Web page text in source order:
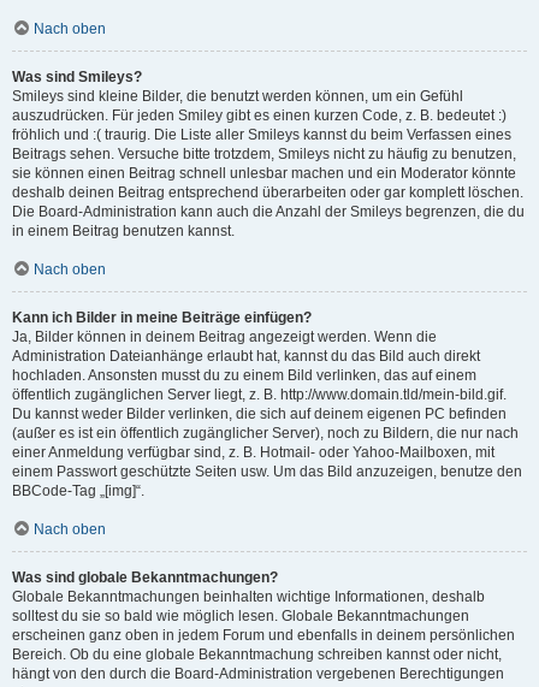
Nach oben
Was sind Smileys?
Smileys sind kleine Bilder, die benutzt werden können, um ein Gefühl
auszudrücken. Für jeden Smiley gibt es einen kurzen Code, z. B. bedeutet :)
fröhlich und :( traurig. Die Liste aller Smileys kannst du beim Verfassen eines
Beitrags sehen. Versuche bitte trotzdem, Smileys nicht zu häufig zu benutzen,
sie können einen Beitrag schnell unlesbar machen und ein Moderator könnte
deshalb deinen Beitrag entsprechend überarbeiten oder gar komplett löschen.
Die Board-Administration kann auch die Anzahl der Smileys begrenzen, die du
in einem Beitrag benutzen kannst.
Nach oben
Kann ich Bilder in meine Beiträge einfügen?
Ja, Bilder können in deinem Beitrag angezeigt werden. Wenn die
Administration Dateianhänge erlaubt hat, kannst du das Bild auch direkt
hochladen. Ansonsten musst du zu einem Bild verlinken, das auf einem
öffentlich zugänglichen Server liegt, z. B. http://www.domain.tld/mein-bild.gif.
Du kannst weder Bilder verlinken, die sich auf deinem eigenen PC befinden
(außer es ist ein öffentlich zugänglicher Server), noch zu Bildern, die nur nach
einer Anmeldung verfügbar sind, z. B. Hotmail- oder Yahoo-Mailboxen, mit
einem Passwort geschützte Seiten usw. Um das Bild anzuzeigen, benutze den
BBCode-Tag „[img]“.
Nach oben
Was sind globale Bekanntmachungen?
Globale Bekanntmachungen beinhalten wichtige Informationen, deshalb
solltest du sie so bald wie möglich lesen. Globale Bekanntmachungen
erscheinen ganz oben in jedem Forum und ebenfalls in deinem persönlichen
Bereich. Ob du eine globale Bekanntmachung schreiben kannst oder nicht,
hängt von den durch die Board-Administration vergebenen Berechtigungen